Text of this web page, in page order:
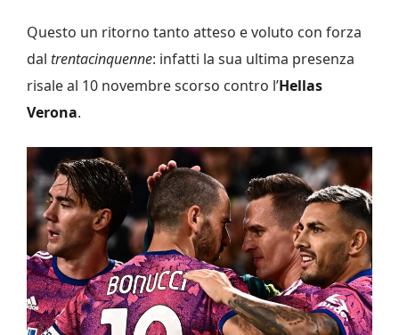
Questo un ritorno tanto atteso e voluto con forza
dal trentacinquenne: infatti la sua ultima presenza
risale al 10 novembre scorso contro l’Hellas
Verona.